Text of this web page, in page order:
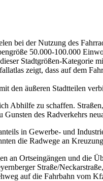
bei der Nutzung des
50.000-100.000
Stadtgrößen-Kategorie
zeigt, dass auf dem
den äußeren Stadtteilen
Abhilfe zu schaffen.
des Radverkehrs
in Gewerbe- und
die Radwege an
an Ortseingängen und die
Straße/
auf die Fahrbahn vom